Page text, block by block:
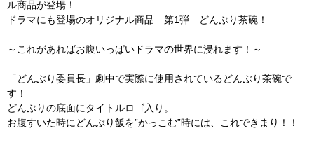
ル商品が登場！
ドラマにも登場のオリジナル商品 第1弾 どんぶり茶碗！
～これがあればお腹いっぱいドラマの世界に浸れます！～
「どんぶり委員長」劇中で実際に使用されているどんぶり茶碗で
す！
どんぶりの底面にタイトルロゴ入り。
お腹すいた時にどんぶり飯を”かっこむ”時には、これできまり！！